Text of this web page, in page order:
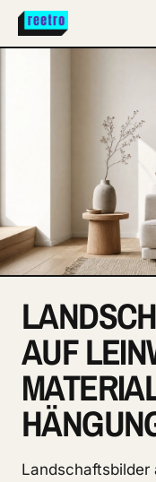
AUF
Landschaftsbilder